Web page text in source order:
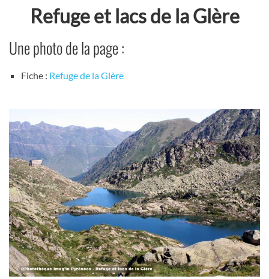
Refuge et lacs de la Glère
Une photo de la page :
Fiche : Refuge de la Glère